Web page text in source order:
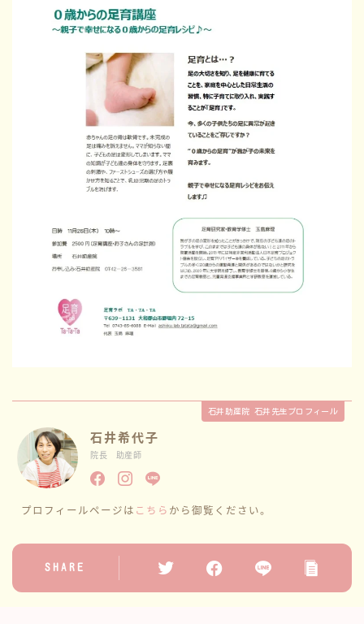
石井助産院 石井先生プロフィール
石井希代子
院長 助産師
プロフィールページは こちら から御覧ください。
SHARE